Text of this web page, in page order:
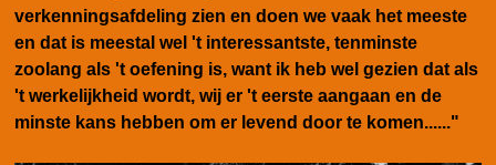
verkenningsafdeling zien en doen we vaak het meeste
en dat is meestal wel 't interessantste, tenminste
zoolang als 't oefening is, want ik heb wel gezien dat als
't werkelijkheid wordt, wij er 't eerste aangaan en de
minste kans hebben om er levend door te komen......"